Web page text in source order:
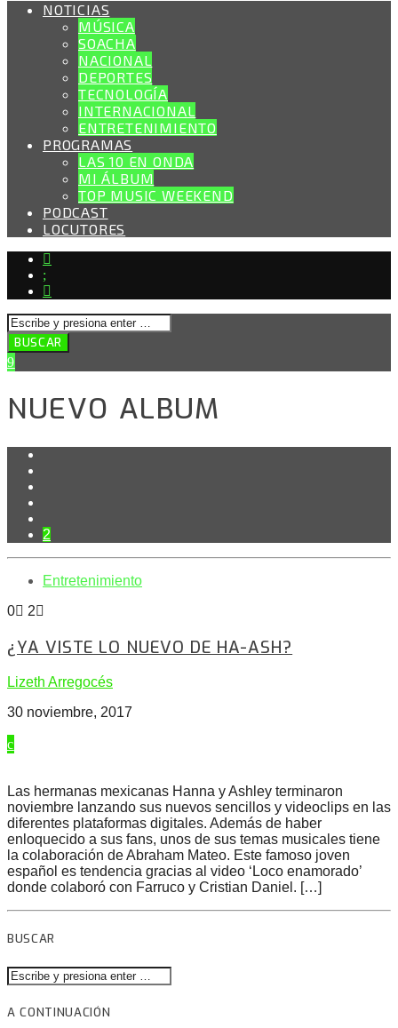
NOTICIAS
MÚSICA
SOACHA
NACIONAL
DEPORTES
TECNOLOGÍA
INTERNACIONAL
ENTRETENIMIENTO
PROGRAMAS
LAS 10 EN ONDA
MI ÁLBUM
TOP MUSIC WEEKEND
PODCAST
LOCUTORES
NUEVO ALBUM
2
Entretenimiento
0
2
¿YA VISTE LO NUEVO DE HA-ASH?
Lizeth Arregocés
30 noviembre, 2017
Las hermanas mexicanas Hanna y Ashley terminaron
noviembre lanzando sus nuevos sencillos y videoclips en las
diferentes plataformas digitales. Además de haber
enloquecido a sus fans, unos de sus temas musicales tiene
la colaboración de Abraham Mateo. Este famoso joven
español es tendencia gracias al video ‘Loco enamorado’
donde colaboró con Farruco y Cristian Daniel. […]
BUSCAR
A CONTINUACIÓN